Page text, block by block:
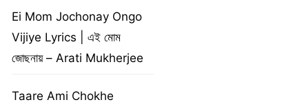
Ei Mom Jochonay Ongo
Vijiye Lyrics | এই মোম
জোছনায় – Arati Mukherjee
Taare Ami Chokhe